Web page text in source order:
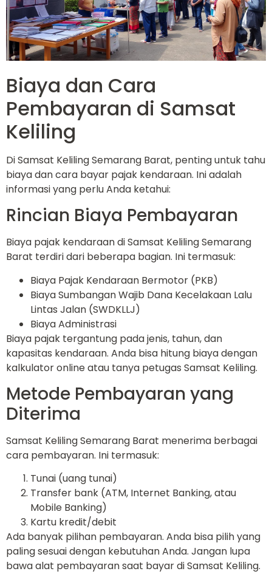
Biaya dan Cara
Pembayaran di Samsat
Keliling
Di Samsat Keliling Semarang Barat, penting untuk tahu
biaya dan cara bayar pajak kendaraan. Ini adalah
informasi yang perlu Anda ketahui:
Rincian Biaya Pembayaran
Biaya pajak kendaraan di Samsat Keliling Semarang
Barat terdiri dari beberapa bagian. Ini termasuk:
Biaya Pajak Kendaraan Bermotor (PKB)
Biaya Sumbangan Wajib Dana Kecelakaan Lalu
Lintas Jalan (SWDKLLJ)
Biaya Administrasi
Biaya pajak tergantung pada jenis, tahun, dan
kapasitas kendaraan. Anda bisa hitung biaya dengan
kalkulator online atau tanya petugas Samsat Keliling.
Metode Pembayaran yang
Diterima
Samsat Keliling Semarang Barat menerima berbagai
cara pembayaran. Ini termasuk:
Tunai (uang tunai)
Transfer bank (ATM, Internet Banking, atau
Mobile Banking)
Kartu kredit/debit
Ada banyak pilihan pembayaran. Anda bisa pilih yang
paling sesuai dengan kebutuhan Anda. Jangan lupa
bawa alat pembayaran saat bayar di Samsat Keliling.